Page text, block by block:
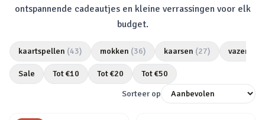
ontspannende cadeautjes en kleine verrassingen voor elk
budget.
kaartspellen (43) mokken (36) kaarsen (27) vazen
Sale Tot €10 Tot €20 Tot €50
Sorteer op